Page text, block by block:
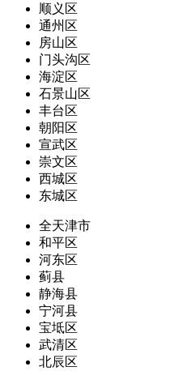
顺义区
通州区
房山区
门头沟区
海淀区
石景山区
丰台区
朝阳区
宣武区
崇文区
西城区
东城区
全天津市
和平区
河东区
蓟县
静海县
宁河县
宝坻区
武清区
北辰区